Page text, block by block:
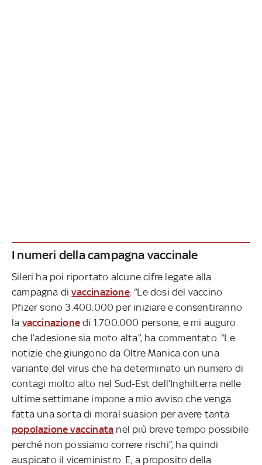
I numeri della campagna vaccinale
Sileri ha poi riportato alcune cifre legate alla
campagna divaccinazione. “Le dosi del vaccino
Pfizer sono 3.400.000 per iniziare e consentiranno
la vaccinazione di 1.700.000 persone, e mi auguro
che l’adesione sia moto alta”, ha commentato. “Le
notizie che giungono da Oltre Manica con una
variante del virus che ha determinato un numero di
contagi molto alto nel Sud-Est dell’Inghilterra nelle
ultime settimane impone a mio avviso che venga
fatta una sorta di moral suasion per avere tanta
popolazione vaccinata nel più breve tempo possibile
perché non possiamo correre rischi”, ha quindi
auspicato il viceministro. E, a proposito della